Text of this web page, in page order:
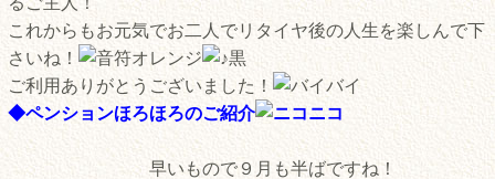
これからもお元気でお二人でリタイヤ後の人生を楽しんで下
さいね！
ご利用ありがとうございました！
◆ペンションほろほろのご紹介
早いもので９月も半ばですね！